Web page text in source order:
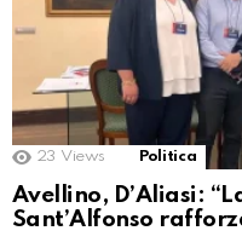
23 Views Politica
Avellino, D’Aliasi:
Sant’Alfonso